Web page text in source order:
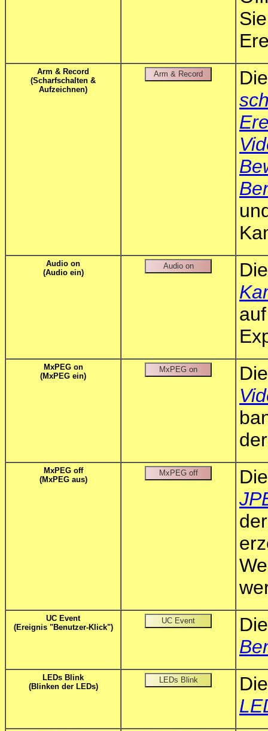
Arm & Record
(Scharfschalten &
Aufzeichnen)
Audio on
(Audio ein)
MxPEG on
(MxPEG ein)
MxPEG off
(MxPEG aus)
UC Event
(Ereignis "Benutzer-Klick")
LEDs Blink
(Blinken der LEDs)